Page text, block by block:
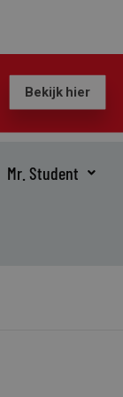
Mr. Student